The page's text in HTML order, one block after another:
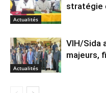
Actualités
stratégie
Actualités
VIH/Sida
majeurs,